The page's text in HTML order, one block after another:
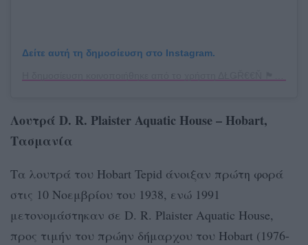
Δείτε αυτή τη δημοσίευση στο Instagram.
Λουτρά D. R. Plaister Aquatic House – Hobart,
Τασμανία
Τα λουτρά του Hobart Tepid άνοιξαν πρώτη φορά
στις 10 Νοεμβρίου του 1938, ενώ 1991
μετονομάστηκαν σε D. R. Plaister Aquatic House,
προς τιμήν του πρώην δήμαρχου του Hobart (1976-